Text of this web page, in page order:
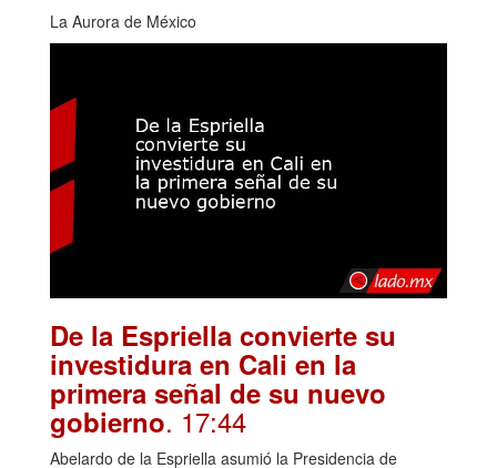
La Aurora de México
De la Espriella convierte su
investidura en Cali en la
primera señal de su nuevo
gobierno. 17:44
Abelardo de la Espriella asumió la Presidencia de